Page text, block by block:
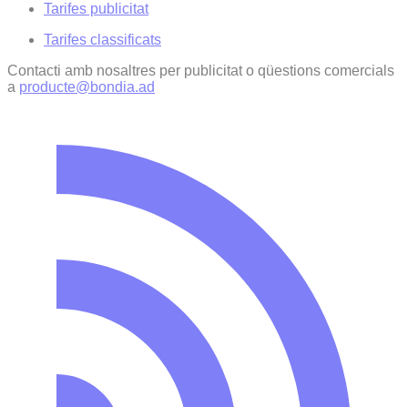
Tarifes publicitat
Tarifes classificats
Contacti amb nosaltres per publicitat o qüestions comercials
a producte@bondia.ad